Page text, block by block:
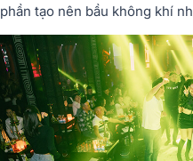
phần tạo nên bầu không khí